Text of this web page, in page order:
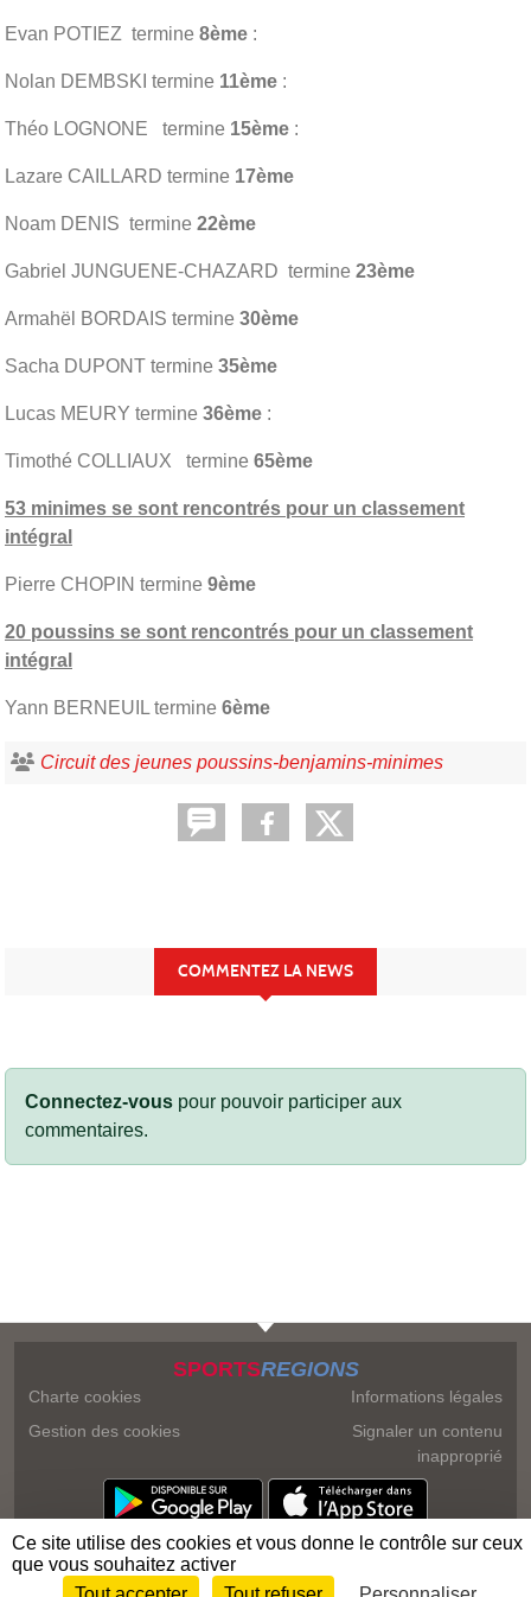
Evan POTIEZ termine 8ème :
Nolan DEMBSKI termine 11ème :
Théo LOGNONE termine 15ème :
Lazare CAILLARD termine 17ème
Noam DENIS termine 22ème
Gabriel JUNGUENE-CHAZARD termine 23ème
Armahël BORDAIS termine 30ème
Sacha DUPONT termine 35ème
Lucas MEURY termine 36ème :
Timothé COLLIAUX termine 65ème
53 minimes se sont rencontrés pour un classement
intégral
Pierre CHOPIN termine 9ème
20 poussins se sont rencontrés pour un classement
intégral
Yann BERNEUIL termine 6ème
Circuit des jeunes poussins-benjamins-minimes
COMMENTEZ LA NEWS
Connectez-vous pour pouvoir participer aux
commentaires.
SPORTSREGIONS
Charte cookies
Gestion des cookies
Informations légales
Signaler un contenu
inapproprié
Ce site utilise des cookies et vous donne le contrôle sur ceux
que vous souhaitez activer